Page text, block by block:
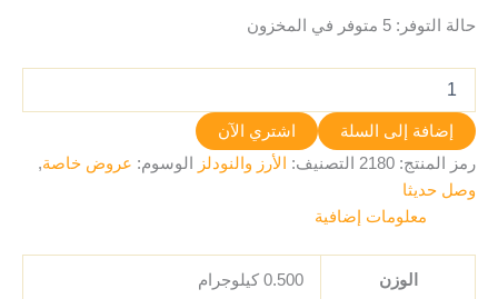
حالة التوفر: 5 متوفر في المخزون
إضافة إلى السلة
اشتري الآن
رمز المنتج: 2180 التصنيف: الأرز والنودلز الوسوم: عروض خاصة,
وصل حديثا
معلومات إضافية
الوزن 0.500 كيلوجرام